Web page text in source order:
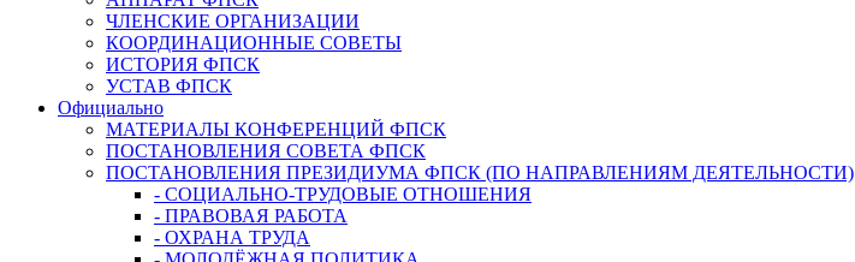
ЧЛЕНСКИЕ ОРГАНИЗАЦИИ
КООРДИНАЦИОННЫЕ СОВЕТЫ
ИСТОРИЯ ФПСК
УСТАВ ФПСК
Официально
МАТЕРИАЛЫ КОНФЕРЕНЦИЙ ФПСК
ПОСТАНОВЛЕНИЯ СОВЕТА ФПСК
ПОСТАНОВЛЕНИЯ ПРЕЗИДИУМА ФПСК (ПО НАПРАВЛЕНИЯМ ДЕЯТЕЛЬНОСТИ)
- СОЦИАЛЬНО-ТРУДОВЫЕ ОТНОШЕНИЯ
- ПРАВОВАЯ РАБОТА
- ОХРАНА ТРУДА